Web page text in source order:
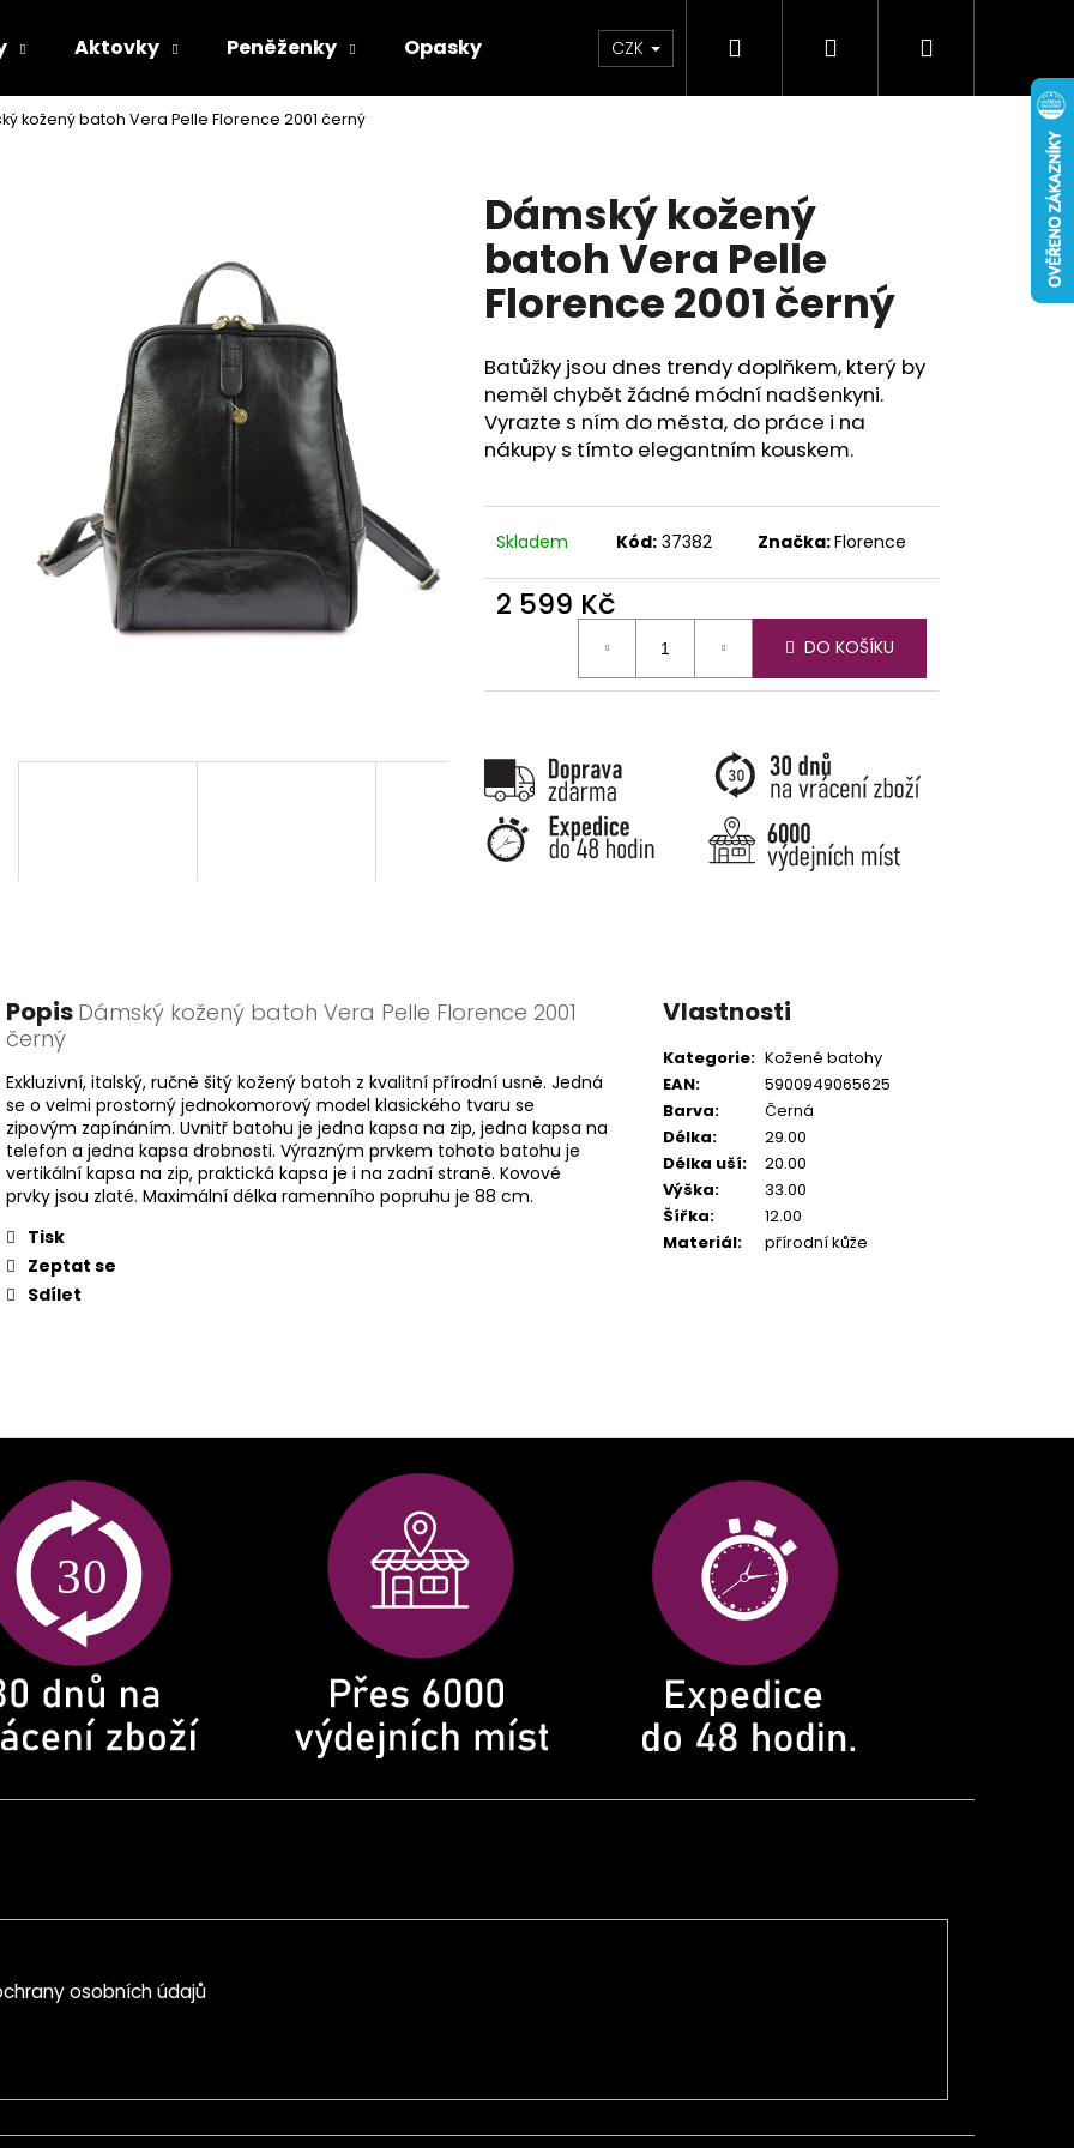
Aktovky Peněženky Opasky Doplňky Novinky
CZK Hledat PřihlášeníNákupní
kožený batoh Vera Pelle Florence 2001 černý
Dámský kožený
batoh Vera Pelle
Florence 2001 černý
Batůžky jsou dnes trendy doplňkem, který by
neměl chybět žádné módní nadšenkyni.
Vyrazte s ním do města, do práce i na
nákupy s tímto elegantním kouskem.
Skladem Kód: 37382 Značka:Florence
2 599 Kč
DO KOŠÍKU
Popis Dámský kožený batoh Vera Pelle Florence 2001
černý
Exkluzivní, italský, ručně šitý kožený batoh z kvalitní přírodní usně. Jedná
se o velmi prostorný jednokomorový model klasického tvaru se
zipovým zapínáním. Uvnitř batohu je jedna kapsa na zip, jedna kapsa na
telefon a jedna kapsa drobnosti. Výrazným prvkem tohoto batohu je
vertikální kapsa na zip, praktická kapsa je i na zadní straně. Kovové
prvky jsou zlaté. Maximální délka ramenního popruhu je 88 cm.
Tisk
Zeptat se
Sdílet
Vlastnosti
Kategorie: Kožené batohy
EAN:
5900949065625
Barva:
Černá
Délka:
29.00
Délka uší:
20.00
Výška:
33.00
Šířka:
12.00
Materiál: přírodní kůže
Co potřebujete najít?
Doporučujeme
osobních údajů